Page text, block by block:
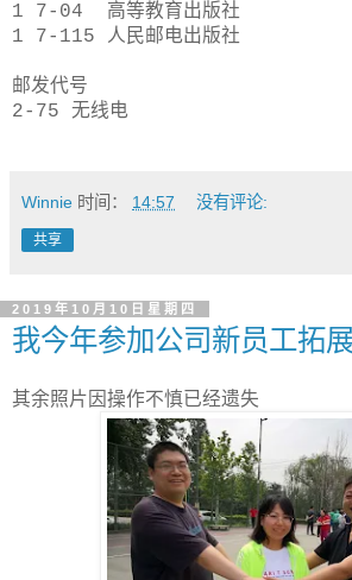
1 7-04 高等教育出版社
1 7-115 人民邮电出版社
邮发代号
2-75 无线电
Winnie 时间： 14:57 没有评论:
共享
2019年10月10日星期四
我今年参加公司新员工拓
其余照片因操作不慎已经遗失